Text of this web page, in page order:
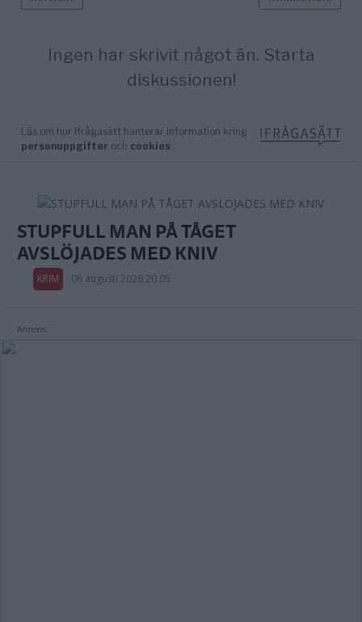
STUPFULL MAN PÅ TÅGET
AVSLÖJADES MED KNIV
KRIM 06 augusti 2026 20.05
Annons: